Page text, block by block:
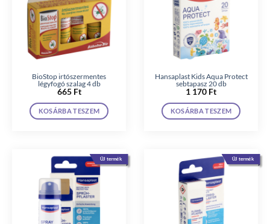
BioStop irtószermentes
légyfogó szalag 4 db
665 Ft
KOSÁRBA TESZEM
Hansaplast Kids Aqua Protect
sebtapasz 20 db
1 170 Ft
KOSÁRBA TESZEM
ÚJ termék ÚJ termék